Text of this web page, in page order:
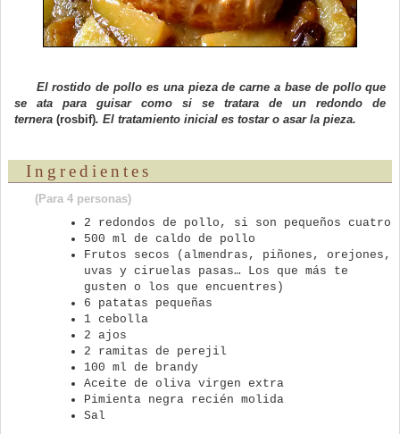
El rostido de pollo es una pieza de carne a base de pollo que
se ata para guisar como si se tratara de un redondo de
ternera (rosbif). El tratamiento inicial es tostar o asar la pieza.
Ingredientes
(Para 4 personas)
2 redondos de pollo, si son pequeños cuatro
500 ml de caldo de pollo
Frutos secos (almendras, piñones, orejones,
uvas y ciruelas pasas… Los que más te
gusten o los que encuentres)
6 patatas pequeñas
1 cebolla
2 ajos
2 ramitas de perejil
100 ml de brandy
Aceite de oliva virgen extra
Pimienta negra recién molida
Sal